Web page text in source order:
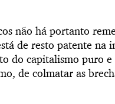
não há portanto
de resto patente na
do capitalismo puro
de colmatar as